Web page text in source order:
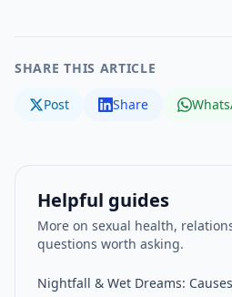
SHARE THIS ARTICLE
Post Share
Helpful guides
More on sexual health,
questions worth asking.
Nightfall & Wet Dreams: